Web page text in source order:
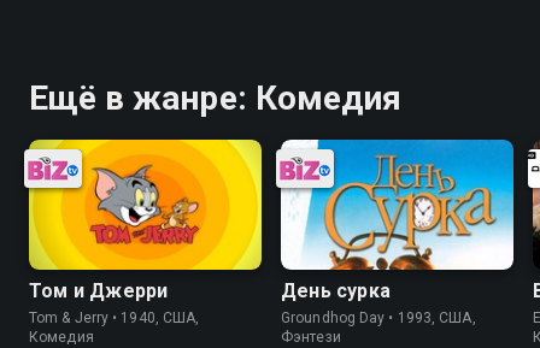
Ещё в жанре: Комедия
Том и Джерри
Tom & Jerry • 1940, США,
Комедия
День сурка
Groundhog Day • 1993, США,
Фэнтези